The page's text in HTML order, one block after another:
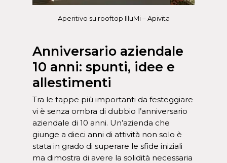
Aperitivo su rooftop IlluMi – Apivita
Anniversario aziendale
10 anni: spunti, idee e
allestimenti
Tra le tappe più importanti da festeggiare
vi è senza ombra di dubbio l’anniversario
aziendale di 10 anni. Un’azienda che
giunge a dieci anni di attività non solo è
stata in grado di superare le sfide iniziali
ma dimostra di avere la solidità necessaria